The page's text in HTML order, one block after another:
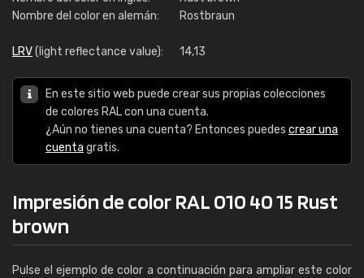
Nombre del color en alemán:
Rostbraun
LRV(light reflectance value): 14,13
En este sitio web puede crear sus propias colecciones
de colores RAL con una cuenta.
¿Aún no tienes una cuenta? Entonces puedes crear una
cuenta gratis.
Impresión de color RAL 010 40 15 Rust
brown
Pulse el ejemplo de color a continuación para ampliar este color